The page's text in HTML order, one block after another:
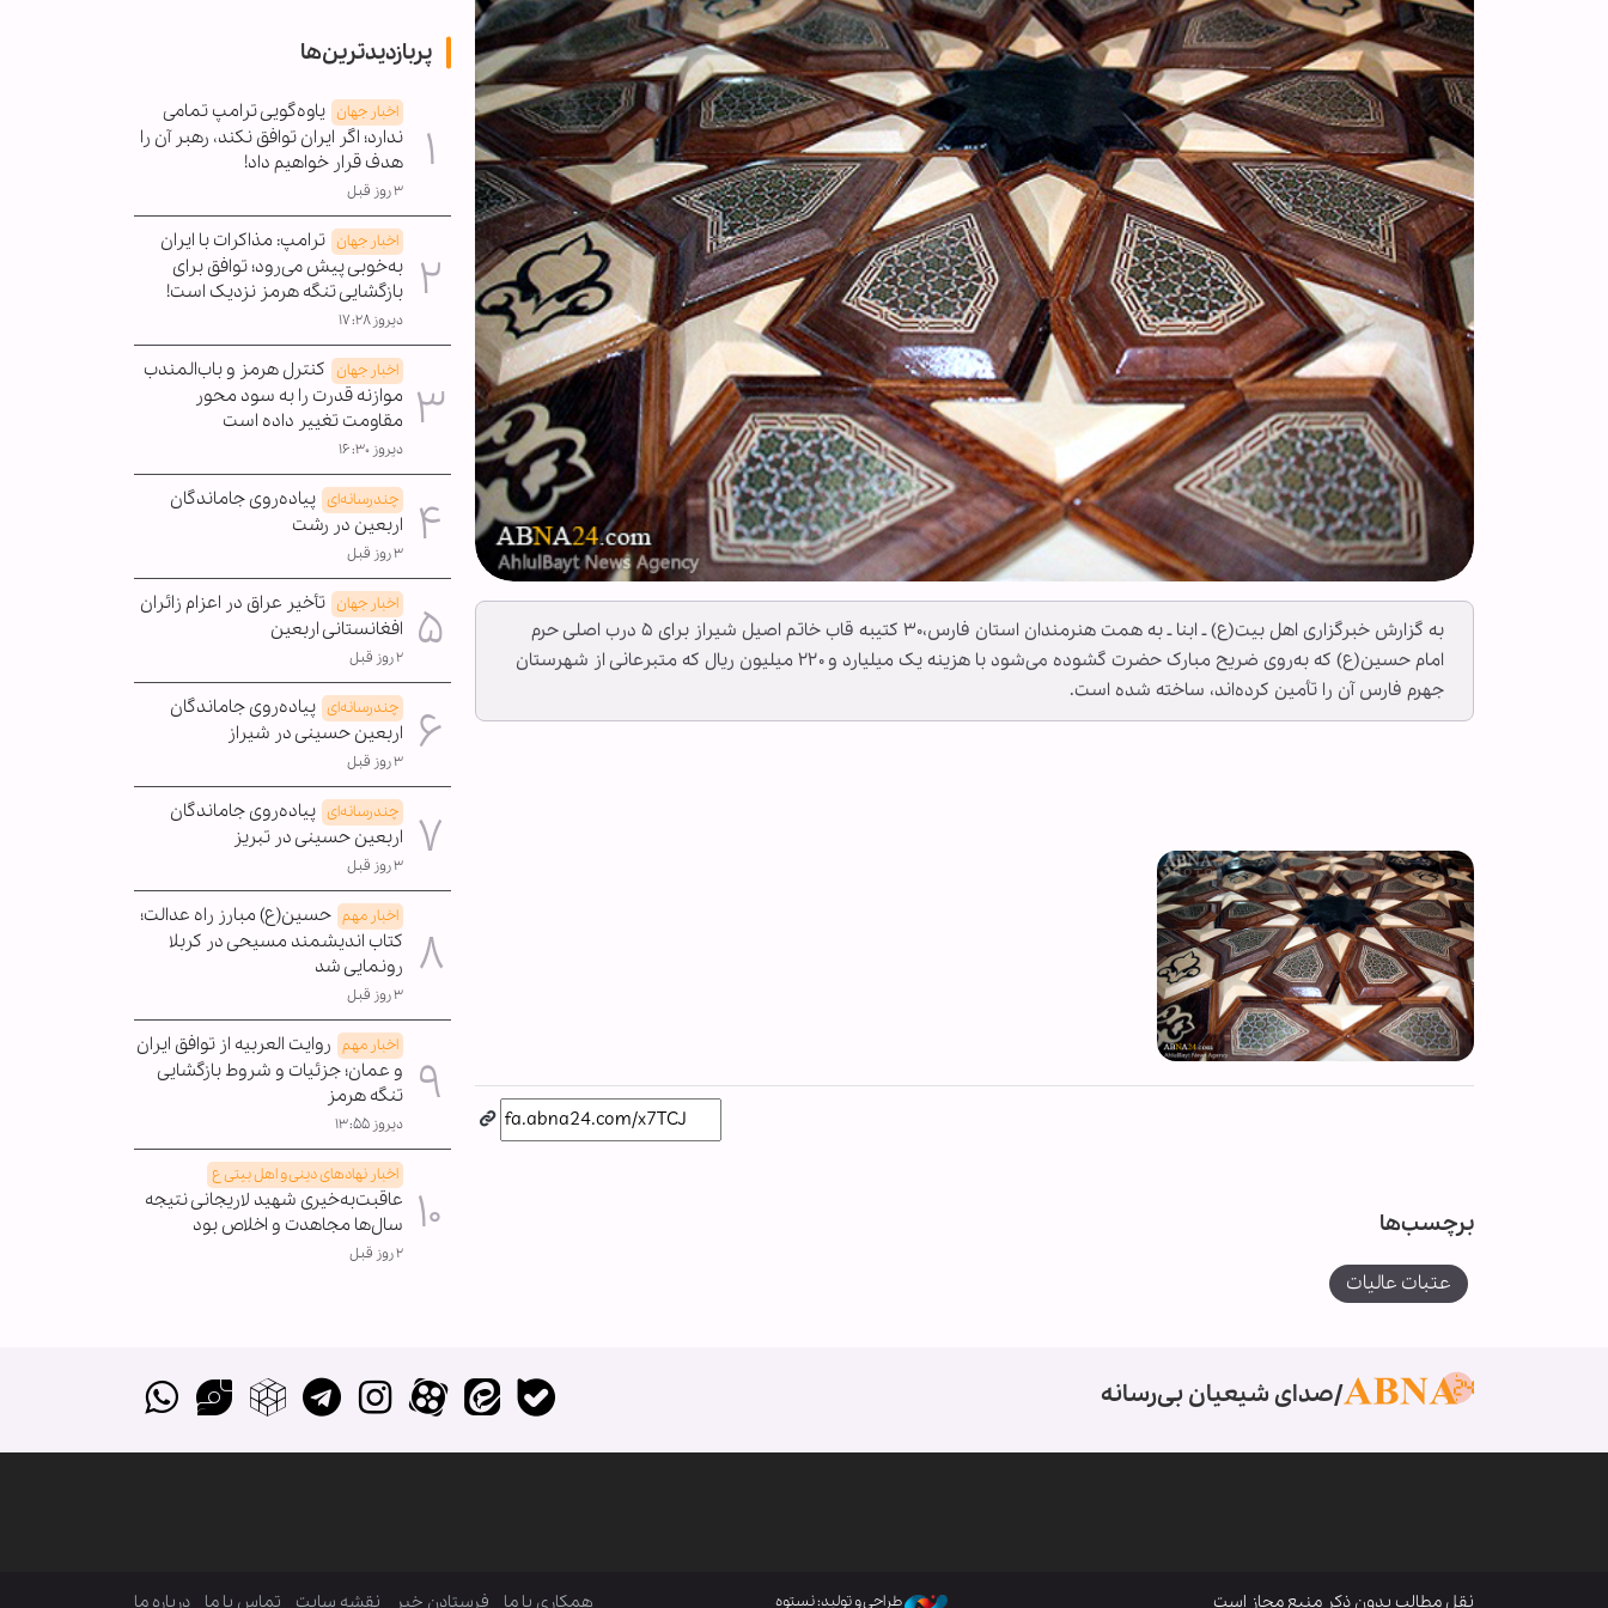
به گزارش خبرگزاری اهل بیت(ع) ـ ابنا ـ به همت هنرمندان استان فارس،۳۰ کتیبه قاب خاتم اصیل شیراز برای ۵ درب اصلی حرم
امام حسین(ع) که به‌روی ضریح مبارک حضرت گشوده می‌شود با هزینه یک میلیارد و ۲۲۰ میلیون ریال که متبرعانی از شهرستان
جهرم فارس آن را تأمین کرده‌اند، ساخته شده است.
برچسب‌ها
عتبات عالیات
پربازدیدترین‌ها
اخبار جهان یاوه‌گویی ترامپ تمامی
ندارد؛ اگر ایران توافق نکند، رهبر آن را
هدف قرار خواهیم داد!
۳ روز قبل
اخبار جهان ترامپ: مذاکرات با ایران
به‌خوبی پیش می‌رود؛ توافق برای
بازگشایی تنگه هرمز نزدیک است!
دیروز ۱۷:۲۸
اخبار جهان کنترل هرمز و باب‌المندب
موازنه قدرت را به سود محور
مقاومت تغییر داده است
دیروز ۱۶:۳۰
چندرسانه‌ای پیاده‌روی جاماندگان
اربعین در رشت
۳ روز قبل
اخبار جهان تأخیر عراق در اعزام زائران
افغانستانی اربعین
۲ روز قبل
چندرسانه‌ای پیاده‌روی جاماندگان
اربعین حسینی در شیراز
۳ روز قبل
چندرسانه‌ای پیاده‌روی جاماندگان
اربعین حسینی در تبریز
۳ روز قبل
اخبار مهم حسین(ع) مبارز راه عدالت؛
کتاب اندیشمند مسیحی در کربلا
رونمایی شد
۳ روز قبل
اخبار مهم روایت العربیه از توافق ایران
و عمان؛ جزئیات و شروط بازگشایی
تنگه هرمز
دیروز ۱۳:۵۵
اخبار نهادهای دینی و اهل بیتی ع
عاقبت‌به‌خیری شهید لاریجانی نتیجه
سال‌ها مجاهدت و اخلاص بود
۲ روز قبل
صدای شیعیان بی‌رسانه
نقل مطالب بدون ذکر منبع مجاز است طراحی و تولید: نستوه همکاری با ما فرستادن خبر نقشه سایت تماس با ما درباره ما